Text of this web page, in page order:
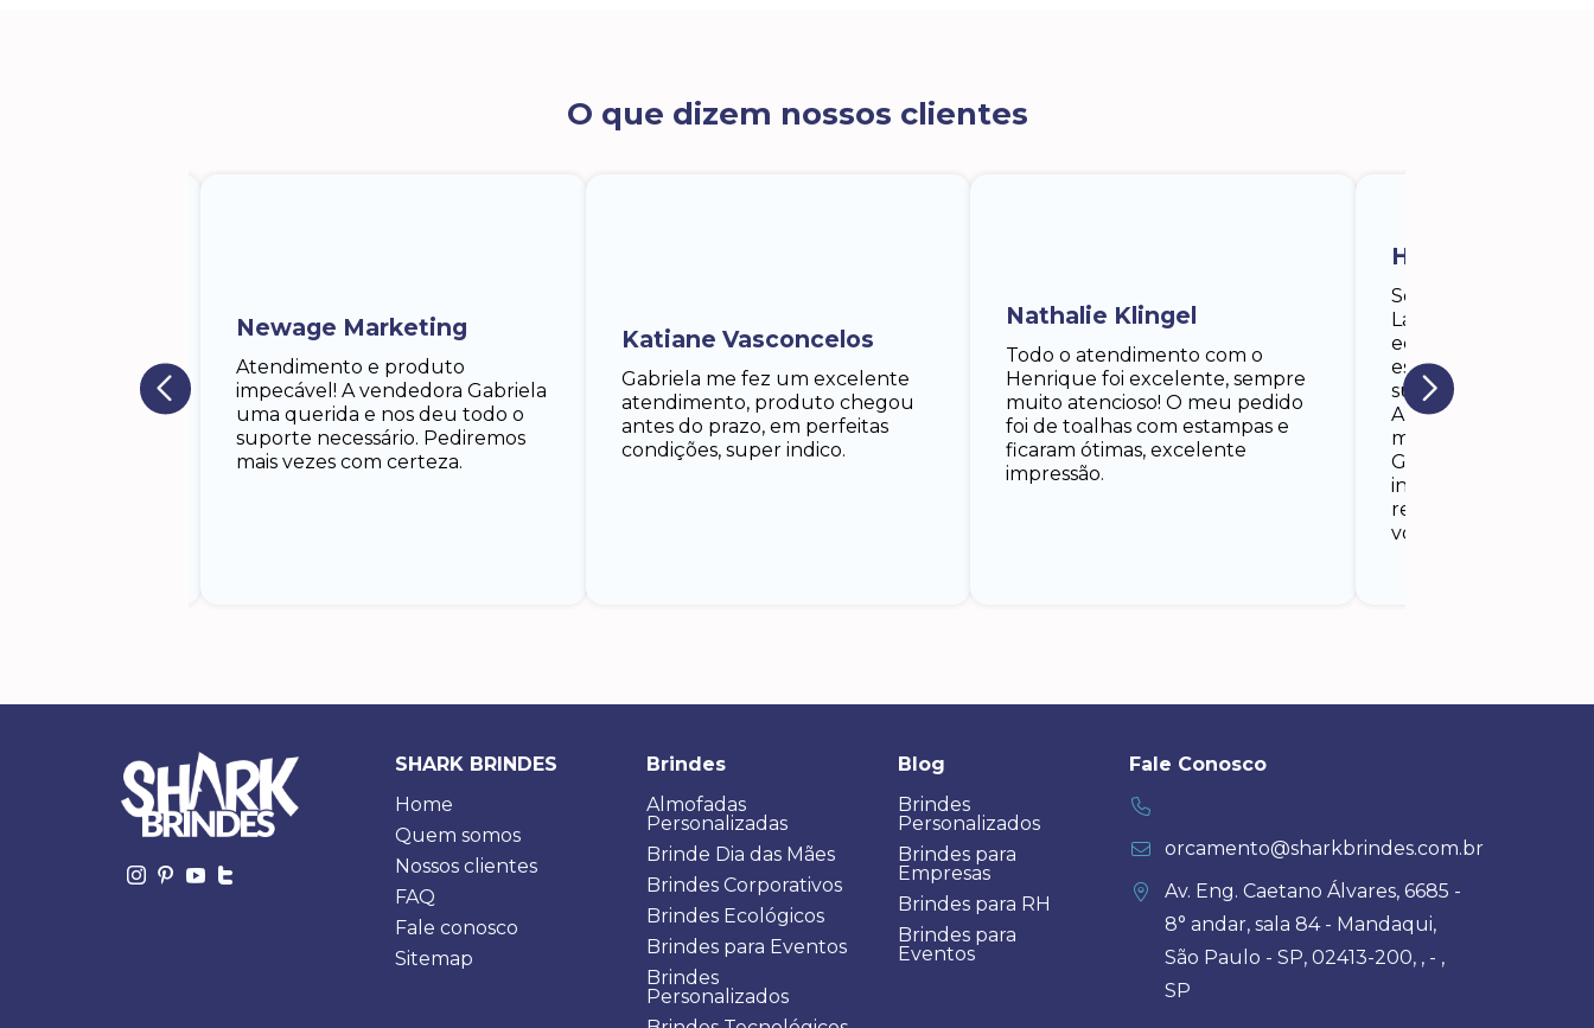
O que dizem nossos clientes
responder.lhe.
do tempo
Atendimento e produto
impecável! A vendedora Gabriela
uma querida e nos deu todo o
suporte necessário. Pediremos
mais vezes com certeza.
Newage Marketing
Gabriela me fez um excelente
atendimento, produto chegou
antes do prazo, em perfeitas
condições, super indico.
Katiane Vasconcelos
Todo o atendimento com o
Henrique foi excelente, sempre
muito atencioso! O meu pedido
foi de toalhas com estampas e
ficaram ótimas, excelente
impressão.
Nathalie Klingel
Sou gestor da Help
Laser, empresa de
equipamentos
estéticos, e tive uma
super positiva com
Além da qualidade
meu destaque vai
Gabriela, que foi
início ao fim. Está
recomendadíssima a
vocês!
Help Medical
SHARK BRINDES
Home
Quem somos
Nossos clientes
FAQ
Fale conosco
Sitemap
Brindes
Almofadas
Personalizadas
Brinde Dia das Mães
Brindes Corporativos
Brindes Ecológicos
Brindes para Eventos
Brindes
Personalizados
Blog
Brindes
Personalizados
Brindes para
Empresas
Brindes para RH
Brindes para
Eventos
Fale Conosco
orcamento@sharkbrindes.com.br
Av. Eng. Caetano Álvares, 6685 -
8° andar, sala 84 - Mandaqui,
São Paulo - SP, 02413-200, , - ,
SP